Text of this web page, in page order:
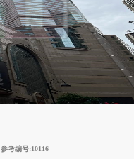
参考编号:10116